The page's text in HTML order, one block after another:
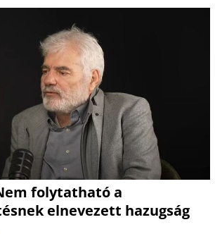
folytatható a
elnevezett hazugság